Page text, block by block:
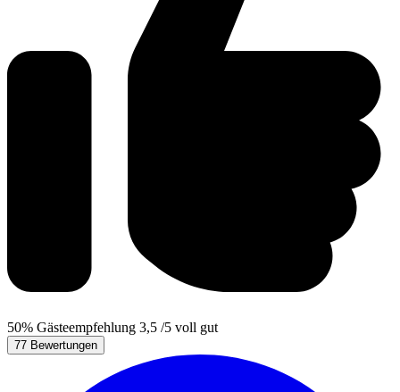
50% Gästeempfehlung 3,5 /5 voll gut
77 Bewertungen